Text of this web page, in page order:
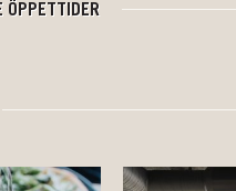
ÖPPETTIDER